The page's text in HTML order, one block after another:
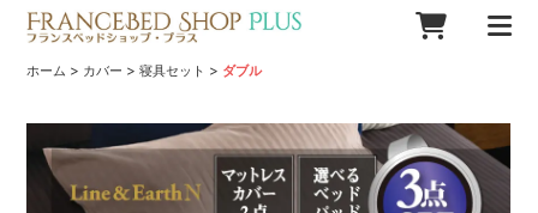
ホーム > カバー >寝具セット > ダブル